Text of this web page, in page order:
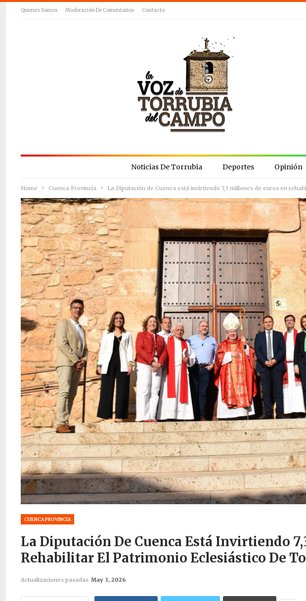
Quienes Somos Moderación De Comentarios Contacto
Noticias De Torrubia Deportes Opinión
Home Cuenca Provincia La Diputación de Cuenca está invirtiendo 7,3 millones de euros en
CUENCA PROVINCIA
La Diputación De Cuenca Está Invirtiendo
Rehabilitar El Patrimonio Eclesiástico De
Actualizaciones pasadas May 3, 2026